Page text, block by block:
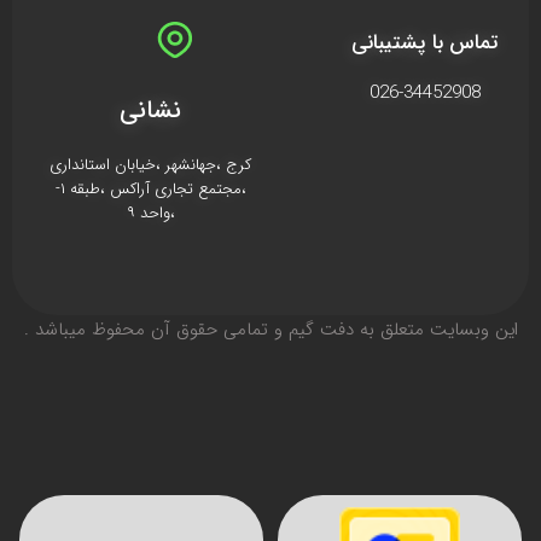
تماس با پشتیبانی
026-34452908 نشانی
کرج ،جهانشهر ،خیابان استانداری
،مجتمع تجاری آراکس ،طبقه ۱-
،واحد ۹
اين وبسايت متعلق به دفت گیم و تمامی حقوق آن محفوظ ميباشد .